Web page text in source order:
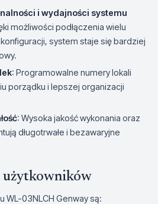
i wydajności systemu
możliwości podłączenia wielu
system staje się bardziej
: Programowalne numery lokali
porządku i lepszej organizacji
: Wysoka jakość wykonania oraz
długotrwałe i bezawaryjne
użytkowników
WL-03NLCH Genway są: